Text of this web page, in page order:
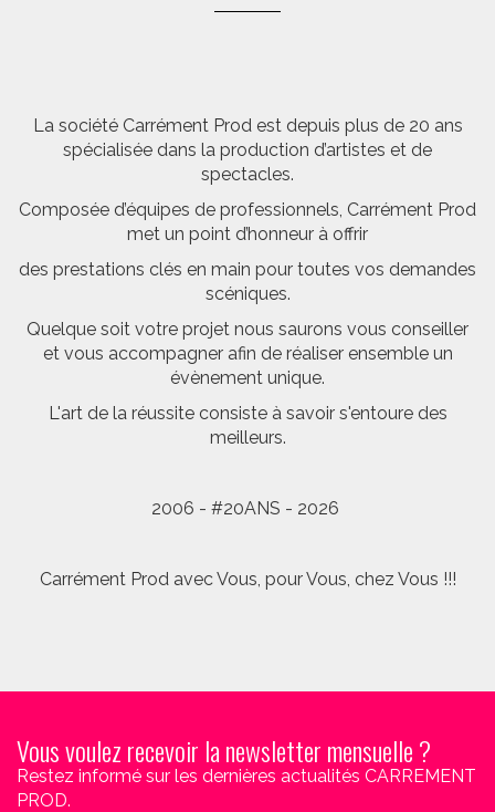
La société Carrément Prod est depuis plus de 20 ans
spécialisée dans la production d’artistes et de
spectacles.
Composée d’équipes de professionnels, Carrément Prod
met un point d’honneur à offrir
des prestations clés en main pour toutes vos demandes
scéniques.
Quelque soit votre projet nous saurons vous conseiller
et vous accompagner afin de réaliser ensemble un
évènement unique.
L'art de la réussite consiste à savoir s'entoure des
meilleurs.
2006 - #20ANS - 2026
Carrément Prod avec Vous, pour Vous, chez Vous !!!
Vous voulez recevoir la newsletter mensuelle ?
Restez informé sur les dernières actualités CARREMENT
PROD.